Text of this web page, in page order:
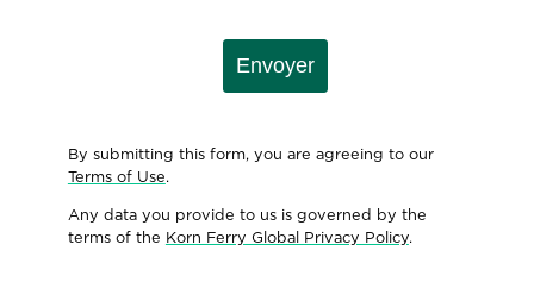
Envoyer
By submitting this form, you are agreeing to our
Terms of Use.
Any data you provide to us is governed by the
terms of the Korn Ferry Global Privacy Policy.